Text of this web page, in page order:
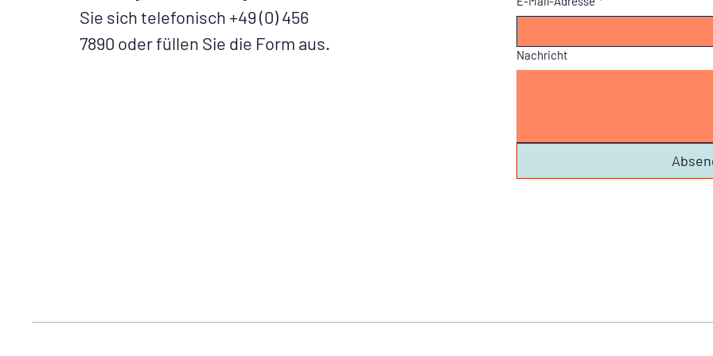
Sie sich telefonisch +49 (0) 456
7890 oder füllen Sie die Form aus.
Nachricht